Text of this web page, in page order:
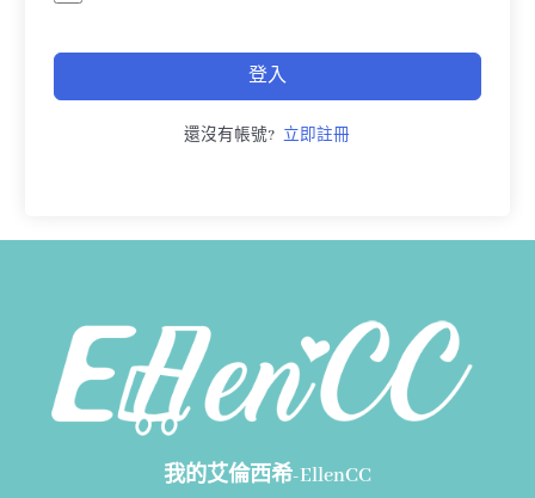
登入
還沒有帳號? 立即註冊
我的艾倫西希-EllenCC